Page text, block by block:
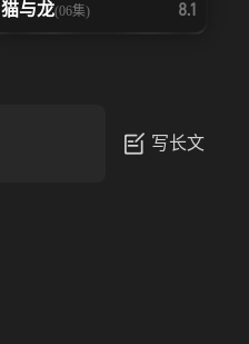
猫与龙(06集) 8.1
写长文